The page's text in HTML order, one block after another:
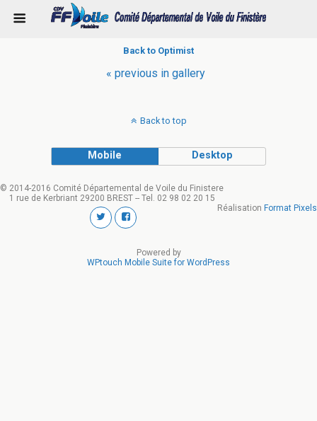
Back to Optimist
« previous in gallery
Back to top
Mobile Desktop
© 2014-2016 Comité Départemental de Voile du Finistere
1 rue de Kerbriant 29200 BREST -- Tel. 02 98 02 20 15
Réalisation Format Pixels
Powered by
WPtouch Mobile Suite for WordPress